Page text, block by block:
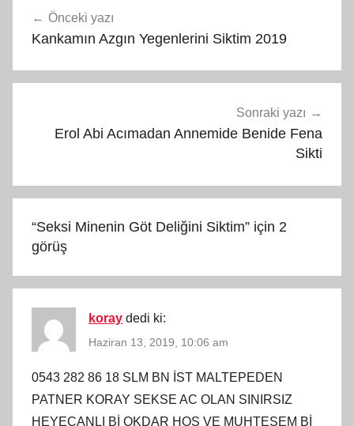
gezinmesi
Önceki yazı
Kankamın Azgın Yegenlerini Siktim 2019
Sonraki yazı
Erol Abi Acımadan Annemide Benide Fena
Sikti
“Seksi Minenin Göt Deliğini Siktim” için 2
görüş
koray dedi ki:
Haziran 13, 2019, 10:06 am
0543 282 86 18 SLM BN İST MALTEPEDEN
PATNER KORAY SEKSE AC OLAN SINIRSIZ
HEYECANLI Bİ OKDAR HOŞ VE MUHTESEM Bİ